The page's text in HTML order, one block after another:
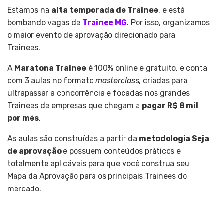
Estamos na alta temporada de Trainee, e está
bombando vagas de Trainee MG. Por isso, organizamos
o maior evento de aprovação direcionado para
Trainees.
A Maratona Trainee é 100% online e gratuito, e conta
com 3 aulas no formato masterclass, criadas para
ultrapassar a concorrência e focadas nos grandes
Trainees de empresas que chegam a pagar R$ 8 mil
por mês.
As aulas são construídas a partir da metodologia Seja
de aprovação e possuem conteúdos práticos e
totalmente aplicáveis para que você construa seu
Mapa da Aprovação para os principais Trainees do
mercado.